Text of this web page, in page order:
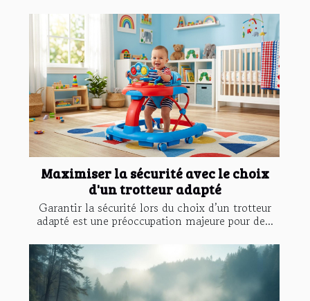
Maximiser la sécurité avec le choix
d'un trotteur adapté
Garantir la sécurité lors du choix d’un trotteur
adapté est une préoccupation majeure pour de...